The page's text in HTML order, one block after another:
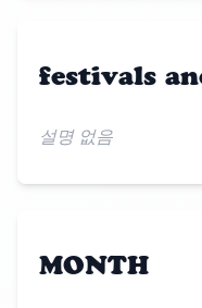
festivals
설명 없음
MONTH